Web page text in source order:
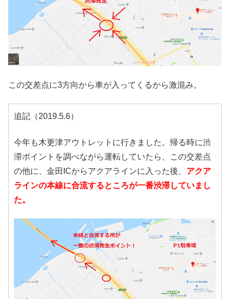
この交差点に3方向から車が入ってくるから激混み。
追記（2019.5.6）
今年も木更津アウトレットに行きました。帰る時に渋
滞ポイントを調べながら運転していたら、この交差点
の他に、金田ICからアクアラインに入った後、 アクア
ラインの本線に合流するところが一番渋滞していまし
た。